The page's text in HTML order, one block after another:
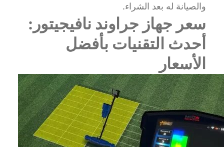
والصيانة له بعد الشراء.
سعر جهاز جراوند نافيجيتور:
أحدث التقنيات بأفضل
الأسعار